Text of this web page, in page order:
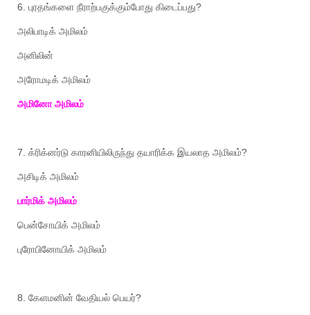
6. புரதங்களை நீராற்பகுக்கும்போது கிடைப்பது?
அலிபாடிக் அமிலம்
அனிலின்
அரோமடிக் அமிலம்
அமினோ அமிலம்
7. க்ரிக்னர்டு காரனியிலிருந்து தயாரிக்க இயலாத அமிலம்?
அசிடிக் அமிலம்
பார்மிக் அமிலம்
பென்சோயிக் அமிலம்
புரோபினோயிக் அமிலம்
8. கேளமனின் வேதியல் பெயர்?